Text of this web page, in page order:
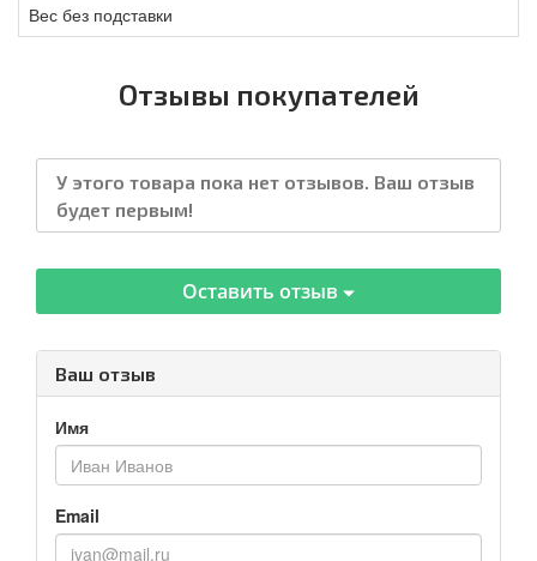
Вес без подставки
Отзывы покупателей
У этого товара пока нет отзывов. Ваш отзыв
будет первым!
Оставить отзыв
Ваш отзыв
Имя
Email